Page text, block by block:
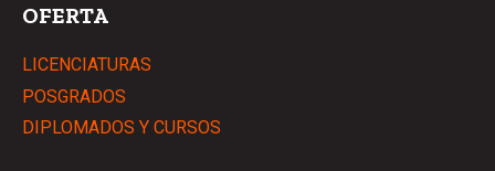
OFERTA
LICENCIATURAS
POSGRADOS
DIPLOMADOS Y CURSOS